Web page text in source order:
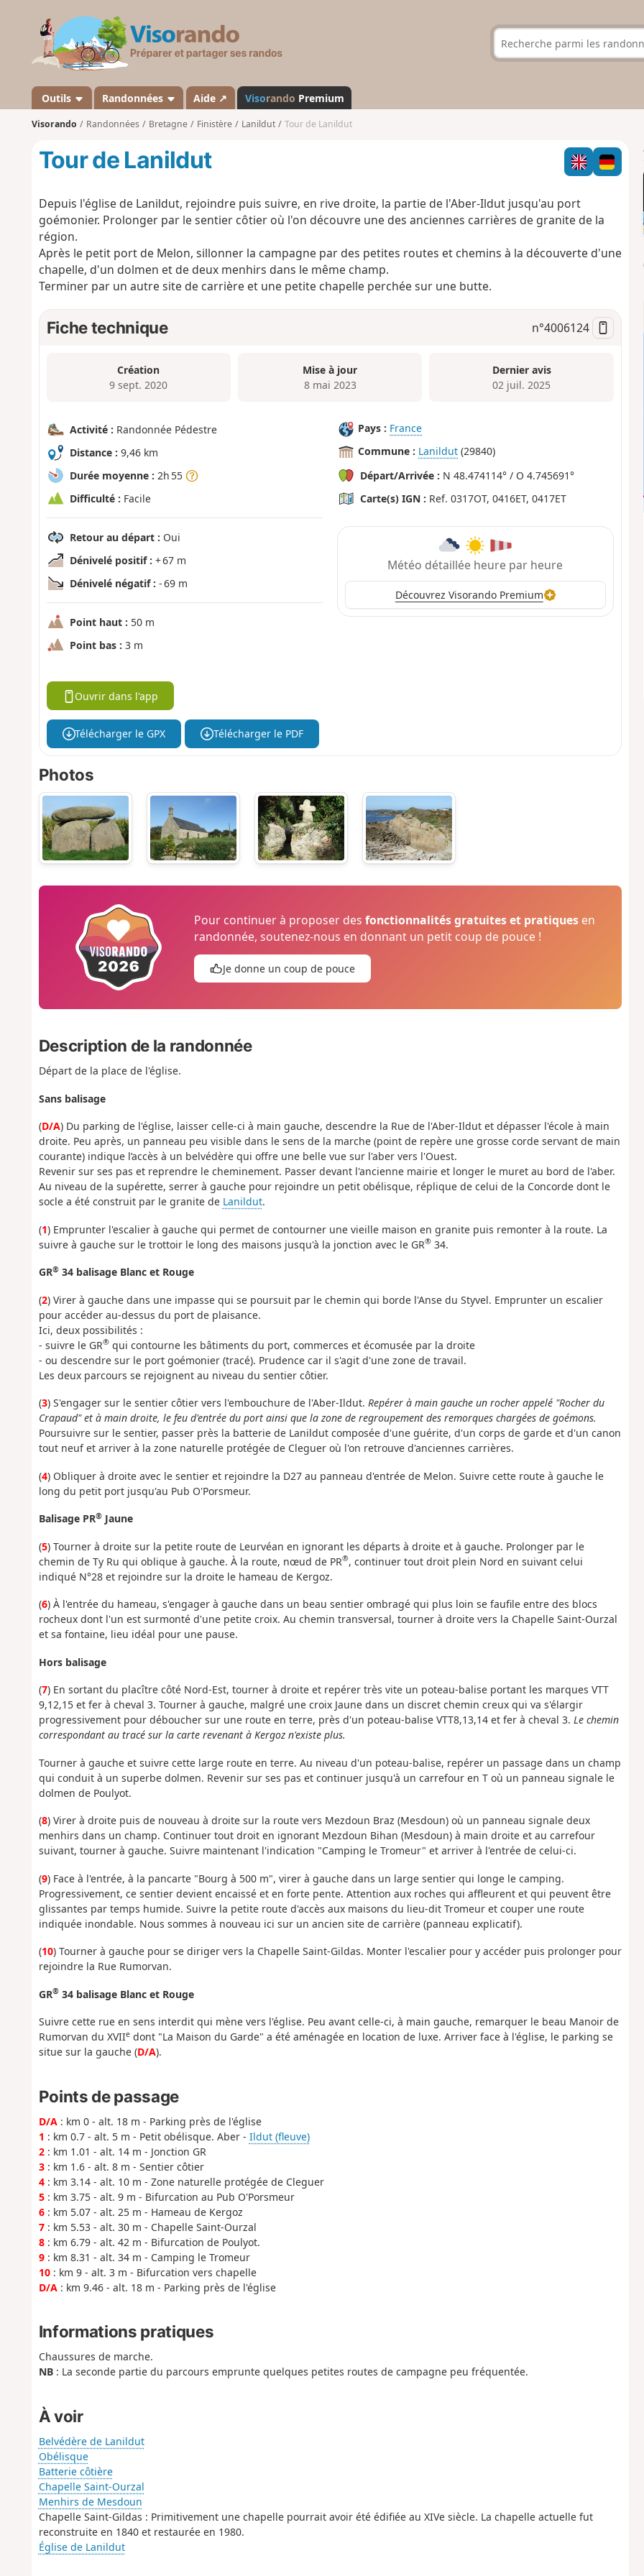
s
a
n
d
Outils Randonnées Aide ↗ Visorando Premium
Visorando Randonnées Bretagne Finistère Lanildut Tour de Lanildut
Tour de Lanildut
Depuis l'église de Lanildut, rejoindre puis suivre, en rive droite, la partie de l'Aber-Ildut jusqu'au port
goémonier. Prolonger par le sentier côtier où l'on découvre une des anciennes carrières de granite de la
région.
Après le petit port de Melon, sillonner la campagne par des petites routes et chemins à la découverte d'une
chapelle, d'un dolmen et de deux menhirs dans le même champ.
Terminer par un autre site de carrière et une petite chapelle perchée sur une butte.
Fiche technique n°4006124
Création
9 sept. 2020
Mise à jour
8 mai 2023
Dernier avis
02 juil. 2025
Activité : Randonnée Pédestre
Distance : 9,46 km
Durée moyenne : 2h 55
Difficulté : Facile
Retour au départ : Oui
Dénivelé positif : + 67 m
Dénivelé négatif : - 69 m
Point haut : 50 m
Point bas : 3 m
Pays : France
Commune : Lanildut (29840)
Départ/Arrivée : N 48.474114° / O 4.745691°
Carte(s) IGN : Ref. 0317OT, 0416ET, 0417ET
Météo détaillée heure par heure
Découvrez Visorando Premium
Ouvrir dans l'app
Télécharger le GPX Télécharger le PDF
Photos
Pour continuer à proposer desfonctionnalités gratuites et pratiques en
randonnée, soutenez-nous en donnant un petit coup de pouce !
Je donne un coup de pouce
Description de la randonnée
Départ de la place de l'église.
Sans balisage
(D/A) Du parking de l'église, laisser celle-ci à main gauche, descendre la Rue de l'Aber-Ildut et dépasser l'école à main
droite. Peu après, un panneau peu visible dans le sens de la marche (point de repère une grosse corde servant de main
courante) indique l’accès à un belvédère qui offre une belle vue sur l'aber vers l'Ouest.
Revenir sur ses pas et reprendre le cheminement. Passer devant l'ancienne mairie et longer le muret au bord de l'aber.
Au niveau de la supérette, serrer à gauche pour rejoindre un petit obélisque, réplique de celui de la Concorde dont le
socle a été construit par le granite de Lanildut.
(1) Emprunter l'escalier à gauche qui permet de contourner une vieille maison en granite puis remonter à la route. La
suivre à gauche sur le trottoir le long des maisons jusqu'à la jonction avec le GR®34.
GR®34 balisage Blanc et Rouge
(2) Virer à gauche dans une impasse qui se poursuit par le chemin qui borde l'Anse du Styvel. Emprunter un escalier
pour accéder au-dessus du port de plaisance.
Ici, deux possibilités :
- suivre le GR®qui contourne les bâtiments du port, commerces et écomusée par la droite
- ou descendre sur le port goémonier (tracé). Prudence car il s'agit d'une zone de travail.
Les deux parcours se rejoignent au niveau du sentier côtier.
(3) S'engager sur le sentier côtier vers l'embouchure de l'Aber-Ildut. Repérer à main gauche un rocher appelé "Rocher du
Crapaud" et à main droite, le feu d'entrée du port ainsi que la zone de regroupement des remorques chargées de goémons.
Poursuivre sur le sentier, passer près la batterie de Lanildut composée d'une guérite, d'un corps de garde et d'un canon
tout neuf et arriver à la zone naturelle protégée de Cleguer où l'on retrouve d'anciennes carrières.
(4) Obliquer à droite avec le sentier et rejoindre la D27 au panneau d'entrée de Melon. Suivre cette route à gauche le
long du petit port jusqu'au Pub O'Porsmeur.
Balisage PR®Jaune
(5) Tourner à droite sur la petite route de Leurvéan en ignorant les départs à droite et à gauche. Prolonger par le
chemin de Ty Ru qui oblique à gauche. À la route, nœud de PR®, continuer tout droit plein Nord en suivant celui
indiqué N°28 et rejoindre sur la droite le hameau de Kergoz.
(6) À l'entrée du hameau, s'engager à gauche dans un beau sentier ombragé qui plus loin se faufile entre des blocs
rocheux dont l'un est surmonté d'une petite croix. Au chemin transversal, tourner à droite vers la Chapelle Saint-Ourzal
et sa fontaine, lieu idéal pour une pause.
Hors balisage
(7) En sortant du placître côté Nord-Est, tourner à droite et repérer très vite un poteau-balise portant les marques VTT
9,12,15 et fer à cheval 3. Tourner à gauche, malgré une croix Jaune dans un discret chemin creux qui va s'élargir
progressivement pour déboucher sur une route en terre, près d'un poteau-balise VTT8,13,14 et fer à cheval 3. Le chemin
correspondant au tracé sur la carte revenant à Kergoz n'existe plus.
Tourner à gauche et suivre cette large route en terre. Au niveau d'un poteau-balise, repérer un passage dans un champ
qui conduit à un superbe dolmen. Revenir sur ses pas et continuer jusqu'à un carrefour en T où un panneau signale le
dolmen de Poulyot.
(8) Virer à droite puis de nouveau à droite sur la route vers Mezdoun Braz (Mesdoun) où un panneau signale deux
menhirs dans un champ. Continuer tout droit en ignorant Mezdoun Bihan (Mesdoun) à main droite et au carrefour
suivant, tourner à gauche. Suivre maintenant l'indication "Camping le Tromeur" et arriver à l'entrée de celui-ci.
(9) Face à l'entrée, à la pancarte "Bourg à 500 m", virer à gauche dans un large sentier qui longe le camping.
Progressivement, ce sentier devient encaissé et en forte pente. Attention aux roches qui affleurent et qui peuvent être
glissantes par temps humide. Suivre la petite route d'accès aux maisons du lieu-dit Tromeur et couper une route
indiquée inondable. Nous sommes à nouveau ici sur un ancien site de carrière (panneau explicatif).
(10) Tourner à gauche pour se diriger vers la Chapelle Saint-Gildas. Monter l'escalier pour y accéder puis prolonger pour
rejoindre la Rue Rumorvan.
GR®34 balisage Blanc et Rouge
Suivre cette rue en sens interdit qui mène vers l'église. Peu avant celle-ci, à main gauche, remarquer le beau Manoir de
Rumorvan du XVIIedont "La Maison du Garde" a été aménagée en location de luxe. Arriver face à l'église, le parking se
situe sur la gauche (D/A).
Points de passage
D/A: km 0 - alt. 18 m - Parking près de l'église
1 : km 0.7 - alt. 5 m - Petit obélisque. Aber - Ildut (fleuve)
2: km 1.01 - alt. 14 m - Jonction GR
3: km 1.6 - alt. 8 m - Sentier côtier
4: km 3.14 - alt. 10 m - Zone naturelle protégée de Cleguer
5: km 3.75 - alt. 9 m - Bifurcation au Pub O'Porsmeur
6: km 5.07 - alt. 25 m - Hameau de Kergoz
7: km 5.53 - alt. 30 m - Chapelle Saint-Ourzal
8: km 6.79 - alt. 42 m - Bifurcation de Poulyot.
9: km 8.31 - alt. 34 m - Camping le Tromeur
10: km 9 - alt. 3 m - Bifurcation vers chapelle
D/A: km 9.46 - alt. 18 m - Parking près de l'église
Informations pratiques
Chaussures de marche.
NB: La seconde partie du parcours emprunte quelques petites routes de campagne peu fréquentée.
À voir
Belvédère de Lanildut
Obélisque
Batterie côtière
Chapelle Saint-Ourzal
Menhirs de Mesdoun
Chapelle Saint-Gildas : Primitivement une chapelle pourrait avoir été édifiée au XIVe siècle. La chapelle actuelle fut
reconstruite en 1840 et restaurée en 1980.
Église de Lanildut